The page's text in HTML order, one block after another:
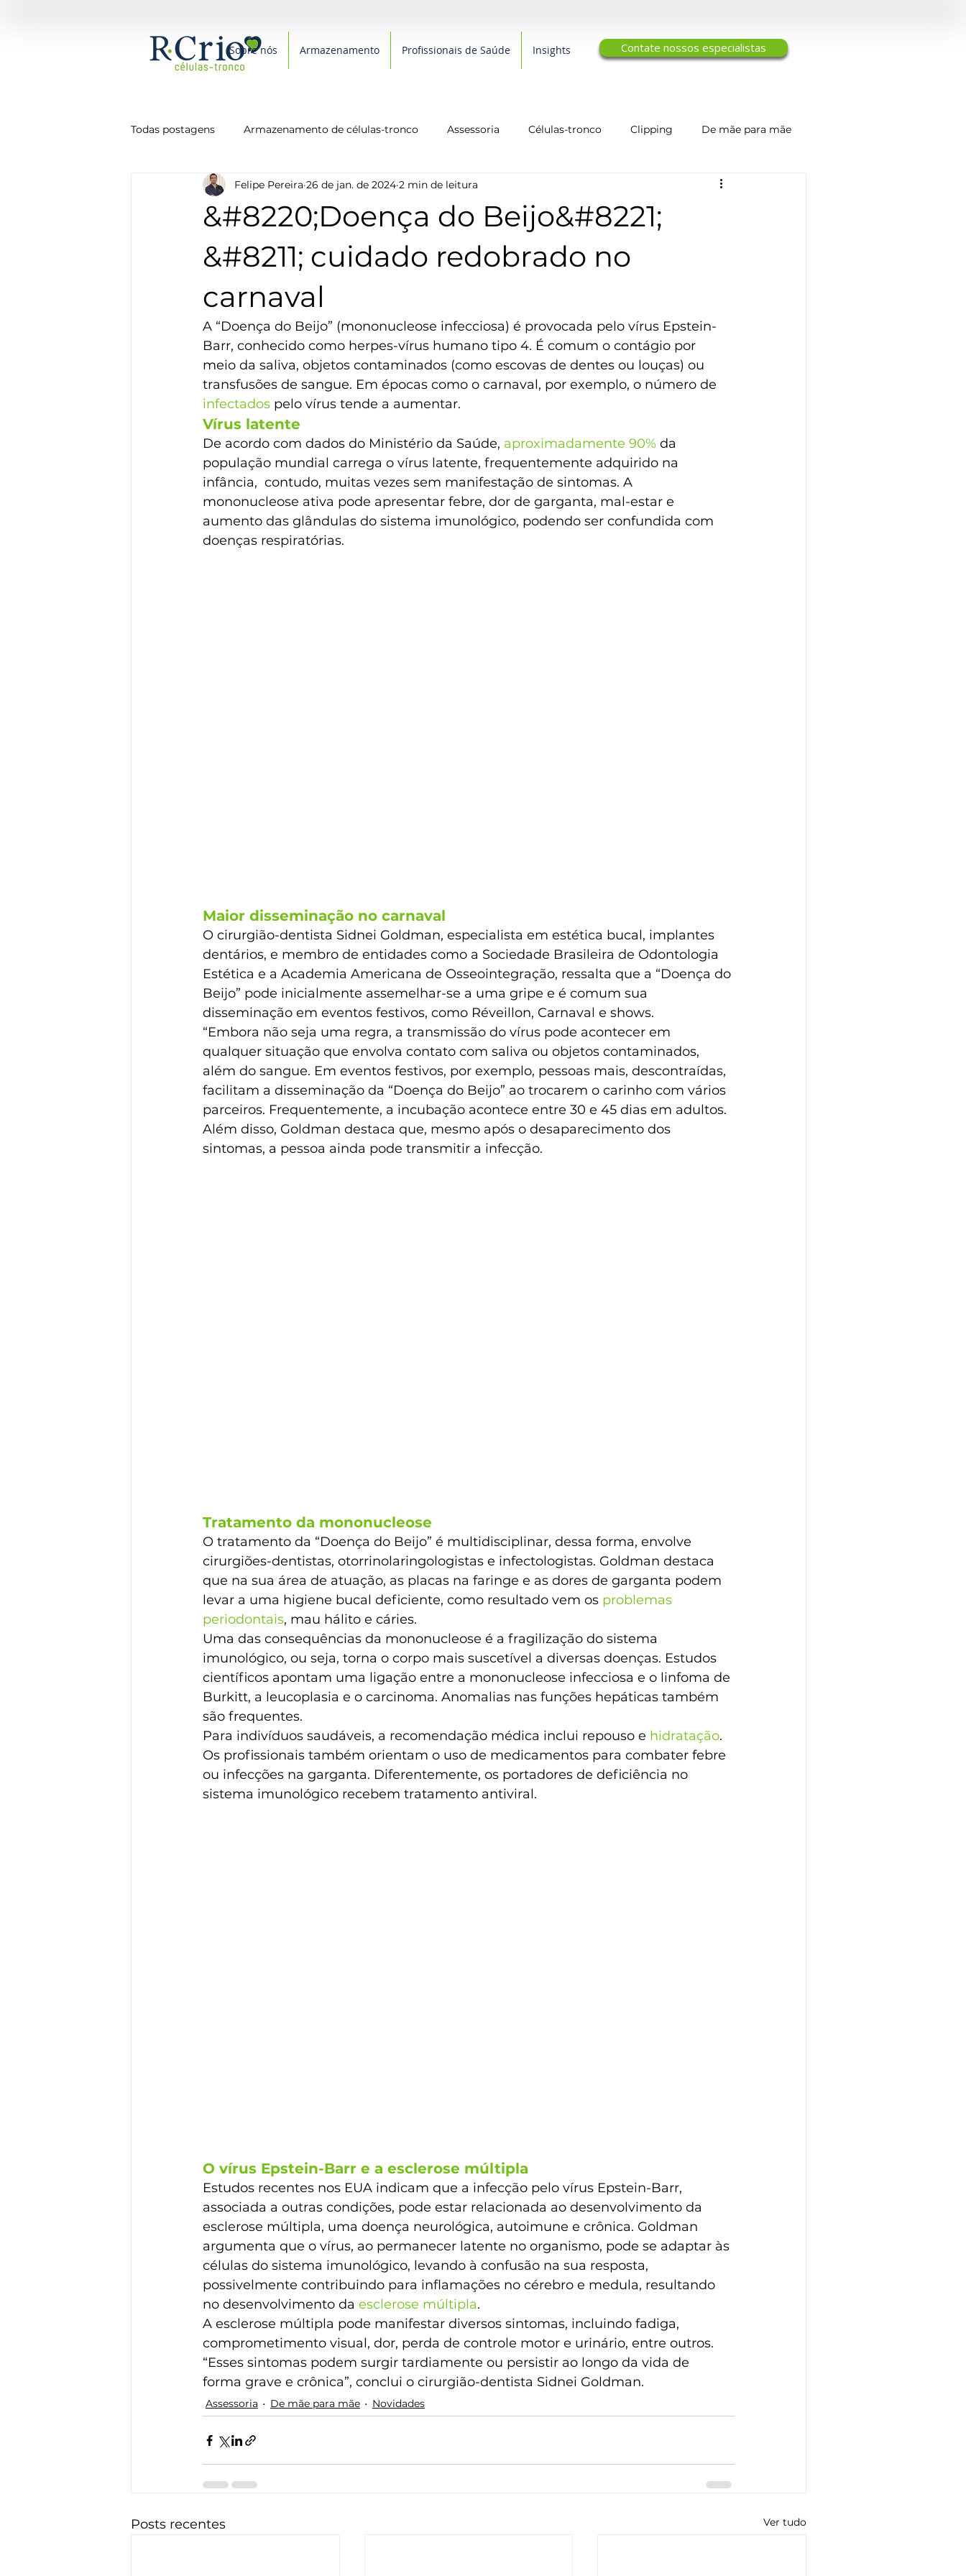
Sobre nós Armazenamento Profissionais de Saúde Insights Contate nossos especialistas
Todas postagens Armazenamento de células-tronco Assessoria Células-tronco Clipping De mãe para mãe
Medicina Novidades Parcerias Editoriais Qualidade de Vida Engenharia de Tecidos
Alimentação
&#8220;Doença do Beijo&#8221;
&#8211; cuidado redobrado no
carnaval
Felipe Pereira 26 de jan. de 2024 2 min de leitura
A “Doença do Beijo” (mononucleose infecciosa) é provocada pelo vírus Epstein-
Barr, conhecido como herpes-vírus humano tipo 4. É comum o contágio por
meio da saliva, objetos contaminados (como escovas de dentes ou louças) ou
transfusões de sangue. Em épocas como o carnaval, por exemplo, o número de
infectados pelo vírus tende a aumentar.
Vírus latente
De acordo com dados do Ministério da Saúde, aproximadamente 90% da
população mundial carrega o vírus latente, frequentemente adquirido na
infância,  contudo, muitas vezes sem manifestação de sintomas. A
mononucleose ativa pode apresentar febre, dor de garganta, mal-estar e
aumento das glândulas do sistema imunológico, podendo ser confundida com
doenças respiratórias.
Maior disseminação no carnaval
O cirurgião-dentista Sidnei Goldman, especialista em estética bucal, implantes
dentários, e membro de entidades como a Sociedade Brasileira de Odontologia
Estética e a Academia Americana de Osseointegração, ressalta que a “Doença do
Beijo” pode inicialmente assemelhar-se a uma gripe e é comum sua
disseminação em eventos festivos, como Réveillon, Carnaval e shows.
“Embora não seja uma regra, a transmissão do vírus pode acontecer em
qualquer situação que envolva contato com saliva ou objetos contaminados,
além do sangue. Em eventos festivos, por exemplo, pessoas mais, descontraídas,
facilitam a disseminação da “Doença do Beijo” ao trocarem o carinho com vários
parceiros. Frequentemente, a incubação acontece entre 30 e 45 dias em adultos.
Além disso, Goldman destaca que, mesmo após o desaparecimento dos
sintomas, a pessoa ainda pode transmitir a infecção.
Tratamento da mononucleose
O tratamento da “Doença do Beijo” é multidisciplinar, dessa forma, envolve
cirurgiões-dentistas, otorrinolaringologistas e infectologistas. Goldman destaca
que na sua área de atuação, as placas na faringe e as dores de garganta podem
levar a uma higiene bucal deficiente, como resultado vem os problemas
periodontais, mau hálito e cáries.
Uma das consequências da mononucleose é a fragilização do sistema
imunológico, ou seja, torna o corpo mais suscetível a diversas doenças. Estudos
científicos apontam uma ligação entre a mononucleose infecciosa e o linfoma de
Burkitt, a leucoplasia e o carcinoma. Anomalias nas funções hepáticas também
são frequentes.
Para indivíduos saudáveis, a recomendação médica inclui repouso e hidratação.
Os profissionais também orientam o uso de medicamentos para combater febre
ou infecções na garganta. Diferentemente, os portadores de deficiência no
sistema imunológico recebem tratamento antiviral.
O vírus Epstein-Barr e a esclerose múltipla
Estudos recentes nos EUA indicam que a infecção pelo vírus Epstein-Barr,
associada a outras condições, pode estar relacionada ao desenvolvimento da
esclerose múltipla, uma doença neurológica, autoimune e crônica. Goldman
argumenta que o vírus, ao permanecer latente no organismo, pode se adaptar às
células do sistema imunológico, levando à confusão na sua resposta,
possivelmente contribuindo para inflamações no cérebro e medula, resultando
no desenvolvimento da esclerose múltipla.
A esclerose múltipla pode manifestar diversos sintomas, incluindo fadiga,
comprometimento visual, dor, perda de controle motor e urinário, entre outros.
“Esses sintomas podem surgir tardiamente ou persistir ao longo da vida de
forma grave e crônica”, conclui o cirurgião-dentista Sidnei Goldman.
Assessoria De mãe para mãe Novidades
Posts recentes Ver tudo